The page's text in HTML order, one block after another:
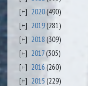
2020(490)
2019(281)
2018 (309)
2017(305)
2016 (260)
2015 (229)